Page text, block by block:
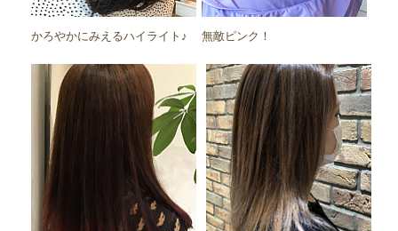
かろやかにみえるハイライト♪ 無敵ピンク！